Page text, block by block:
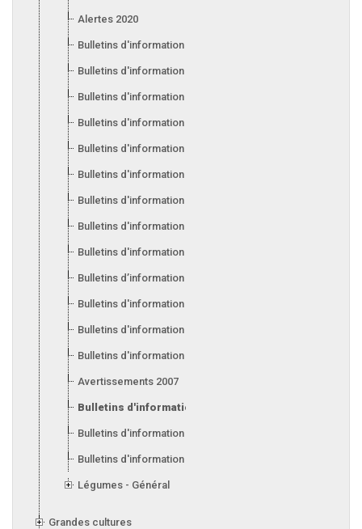
Alertes 2020
Bulletins d'information 2020
Bulletins d'information 2019
Bulletins d'information 2018
Bulletins d'information 2017
Bulletins d'information 2016
Bulletins d'information 2015
Bulletins d'information 2014
Bulletins d'information 2013
Bulletins d'information 2012
Bulletins d’information 2011
Bulletins d'information 2010
Bulletins d'information 2009
Bulletins d'information 2008
Avertissements 2007
Bulletins d'information 2007
Bulletins d'information 2006
Bulletins d'information 2005
Légumes - Général
Grandes cultures